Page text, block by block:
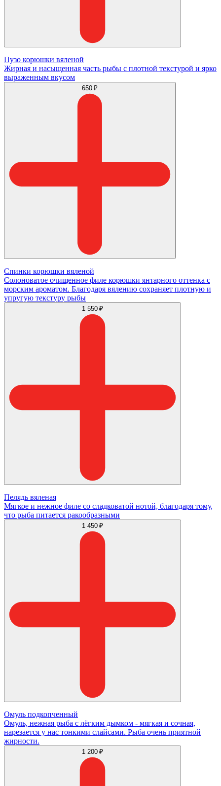
Пузо корюшки вяленой
Жирная и насыщенная часть рыбы с плотной текстурой и ярко
выраженным вкусом
650 ₽
Спинки корюшки вяленой
Солоноватое очищенное филе корюшки янтарного оттенка с
морским ароматом. Благодаря вялению сохраняет плотную и
упругую текстуру рыбы
1 550 ₽
Пелядь вяленая
Мягкое и нежное филе со сладковатой нотой, благодаря тому,
что рыба питается ракообразными
1 450 ₽
Омуль подкопченный
Омуль, нежная рыба с лёгким дымком - мягкая и сочная,
нарезается у нас тонкими слайсами. Рыба очень приятной
жирности.
1 200 ₽